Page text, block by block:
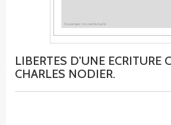
LIBERTES D'UNE ECRITURE
CHARLES NODIER.